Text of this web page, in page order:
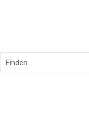
Finden